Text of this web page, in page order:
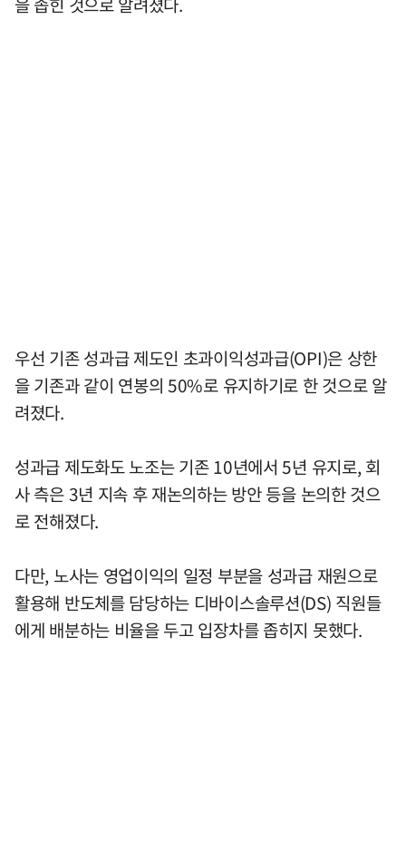
우선 기존 성과급 제도인 초과이익성과급(OPI)은 상한
을 기존과 같이 연봉의 50%로 유지하기로 한 것으로 알
려졌다.
성과급 제도화도 노조는 기존 10년에서 5년 유지로, 회
사 측은 3년 지속 후 재논의하는 방안 등을 논의한 것으
로 전해졌다.
다만, 노사는 영업이익의 일정 부분을 성과급 재원으로
활용해 반도체를 담당하는 디바이스솔루션(DS) 직원들
에게 배분하는 비율을 두고 입장차를 좁히지 못했다.